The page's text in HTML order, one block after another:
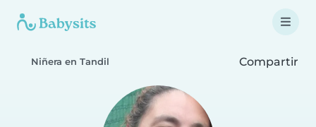
Niñera en Tandil Compartir